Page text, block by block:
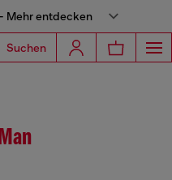
Mehr entdecken
Suchen